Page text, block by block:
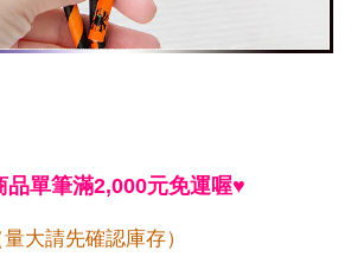
品單筆滿2,000元免運喔♥
量大請先確認庫存）